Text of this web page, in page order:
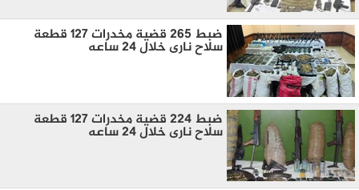
ضبط 265 قضية مخدرات 127 قطعة
سلاح نارى خلال 24 ساعه
ضبط 224 قضية مخدرات 127 قطعة
سلاح نارى خلال 24 ساعه